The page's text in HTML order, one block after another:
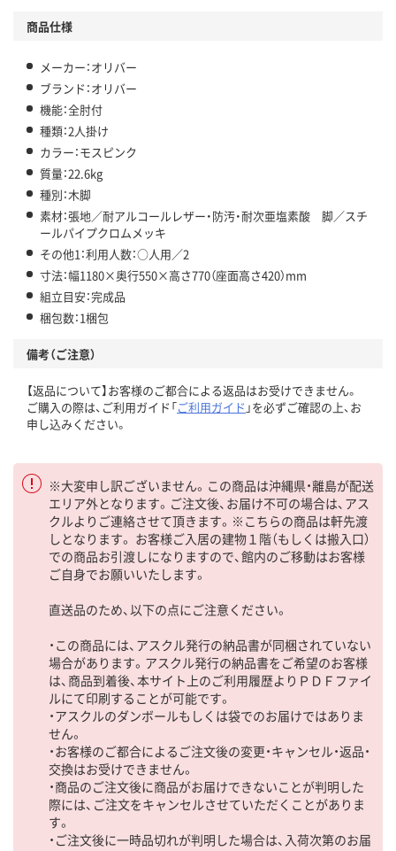
商品仕様
メーカー：オリバー
ブランド：オリバー
機能：全肘付
種類：2人掛け
カラー：モスピンク
質量：22.6kg
種別：木脚
素材：張地／耐アルコールレザー・防汚・耐次亜塩素酸 脚／スチ
ールパイプクロムメッキ
その他1：利用人数：○人用／2
寸法：幅1180×奥行550×高さ770（座面高さ420）mm
組立目安：完成品
梱包数：1梱包
備考（ご注意）
【返品について】お客様のご都合による返品はお受けできません。
ご購入の際は、ご利用ガイド「ご利用ガイド 」を必ずご確認の上、お
申し込みください。
※大変申し訳ございません。この商品は沖縄県・離島が配送
エリア外となります。ご注文後、お届け不可の場合は、アス
クルよりご連絡させて頂きます。※こちらの商品は軒先渡
しとなります。 お客様ご入居の建物１階（もしくは搬入口）
での商品お引渡しになりますので、館内のご移動はお客様
ご自身でお願いいたします。
直送品のため、以下の点にご注意ください。
・この商品には、アスクル発行の納品書が同梱されていない
場合があります。アスクル発行の納品書をご希望のお客様
は、商品到着後、本サイト上のご利用履歴よりＰＤＦファイ
ルにて印刷することが可能です。
・アスクルのダンボールもしくは袋でのお届けではありま
せん。
・お客様のご都合によるご注文後の変更・キャンセル・返品・
交換はお受けできません。
・商品のご注文後に商品がお届けできないことが判明した
際には、ご注文をキャンセルさせていただくことがありま
す。
・ご注文後に一時品切れが判明した場合は、入荷次第のお届